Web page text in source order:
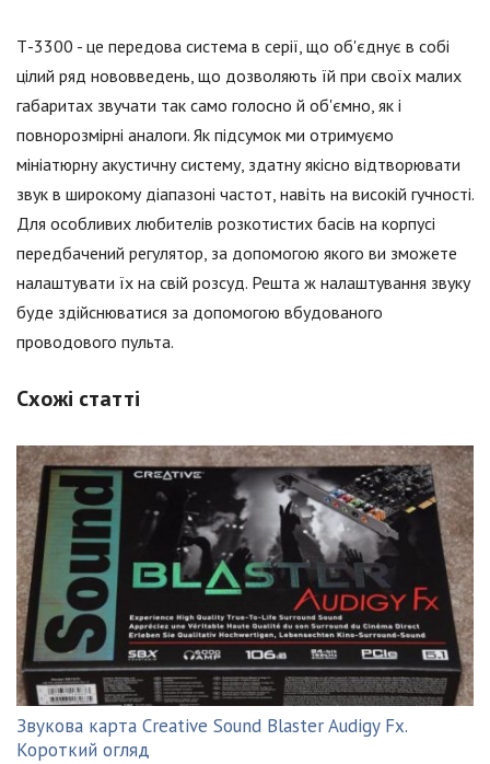
Т-3300 - це передова система в серії, що об'єднує в собі
цілий ряд нововведень, що дозволяють їй при своїх малих
габаритах звучати так само голосно й об'ємно, як і
повнорозмірні аналоги. Як підсумок ми отримуємо
мініатюрну акустичну систему, здатну якісно відтворювати
звук в широкому діапазоні частот, навіть на високій гучності.
Для особливих любителів розкотистих басів на корпусі
передбачений регулятор, за допомогою якого ви зможете
налаштувати їх на свій розсуд. Решта ж налаштування звуку
буде здійснюватися за допомогою вбудованого
проводового пульта.
Схожі статті
Звукова карта Creative Sound Blaster Audigy Fx.
Короткий огляд